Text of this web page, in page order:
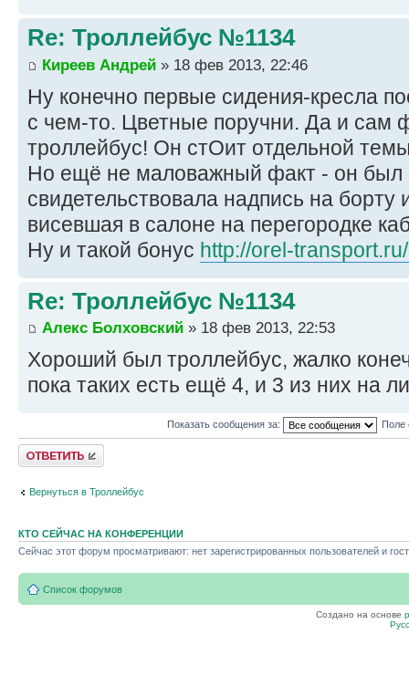
Re: Троллейбус №1134
Киреев Андрей » 18 фев 2013, 22:46
Ну конечно первые сидения-кресла
с чем-то. Цветные поручни. Да и сам
троллейбус! Он стОит отдельной
Но ещё не маловажный факт - он был
свидетельствовала надпись на борту
висевшая в салоне на перегородке
Ну и такой бонус http://orel-
Re: Троллейбус №1134
Алекс Болховский » 18 фев 2013, 22:53
Хороший был троллейбус, жалко
пока таких есть ещё 4, и 3 из них на
Показать сообщения за: Поле
Ответить
Вернуться в Троллейбус
КТО СЕЙЧАС НА КОНФЕРЕНЦИИ
Сейчас этот форум просматривают: нет зарегистрированных пользователей и
Список форумов
Создано на основе